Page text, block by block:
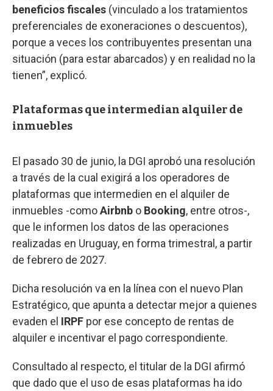
beneficios fiscales (vinculado a los tratamientos
preferenciales de exoneraciones o descuentos),
porque a veces los contribuyentes presentan una
situación (para estar abarcados) y en realidad no la
tienen”, explicó.
Plataformas que intermedian alquiler de
inmuebles
El pasado 30 de junio, la DGI aprobó una resolución
a través de la cual exigirá a los operadores de
plataformas que intermedien en el alquiler de
inmuebles -comoAirbnb o Booking, entre otros-,
que le informen los datos de las operaciones
realizadas en Uruguay, en forma trimestral, a partir
de febrero de 2027.
Dicha resolución va en la línea con el nuevo Plan
Estratégico, que apunta a detectar mejor a quienes
evaden el IRPF por ese concepto de rentas de
alquiler e incentivar el pago correspondiente.
Consultado al respecto, el titular de la DGI afirmó
que dado que el uso de esas plataformas ha ido